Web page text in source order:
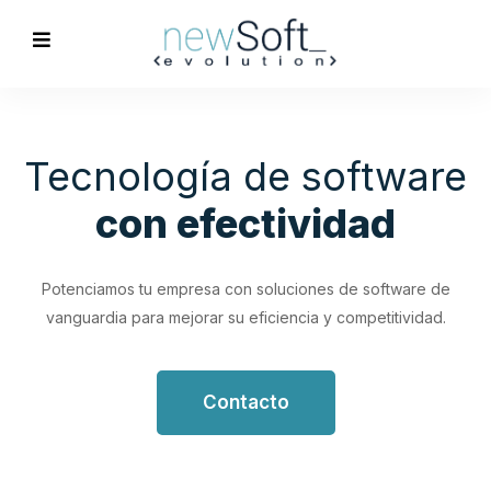
Optimización de
Procesos
Empresariales
trabajo.